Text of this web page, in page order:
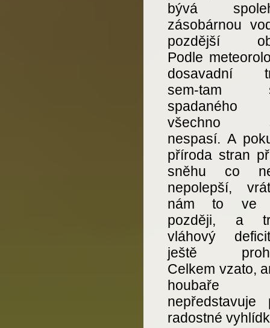
bývá
zásobárnou
pozdější
Podle
dosavadní
sem-tam
spadaného
všechno
nespasí. A
příroda stran
sněhu co
nepolepší,
nám to ve
později, a
vláhový
ještě
Celkem vzato,
houbaře
nepředstavuje
radostné